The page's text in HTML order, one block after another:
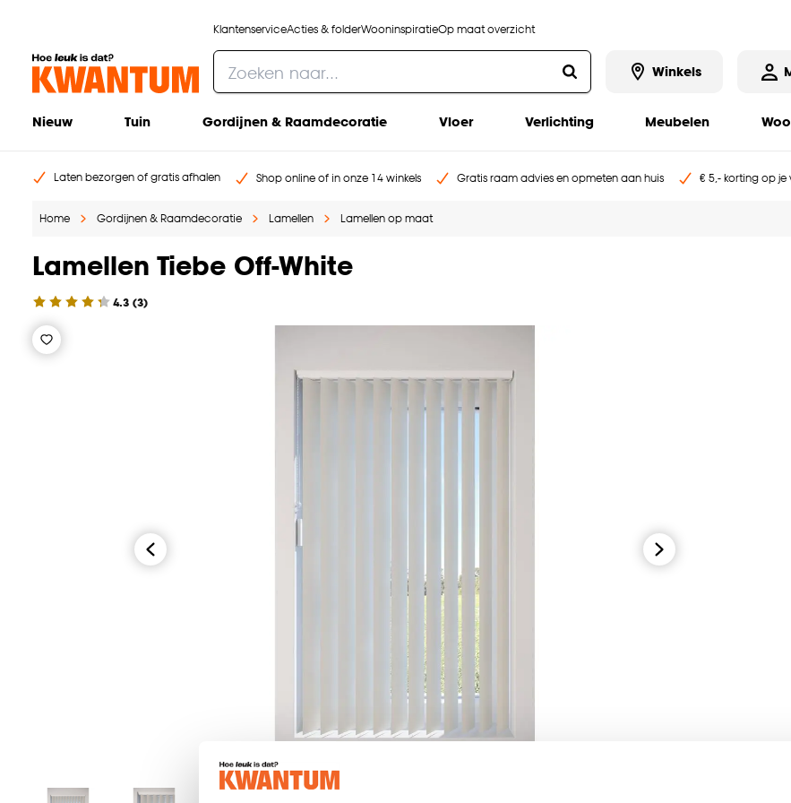
KlantenserviceActies & folderWooninspiratieOp maat overzicht
Winkels
Nieuw Tuin Gordijnen & Raamdecoratie Vloer Verlichting Meubelen
Laten bezorgen of gratis afhalen Shop online of in onze 14 winkels Gratis raam advies en opmeten aan huis € 5,- korting op je
Home Gordijnen & Raamdecoratie Lamellen Lamellen op maat
Lamellen Tiebe Off-White
4.3 (3)